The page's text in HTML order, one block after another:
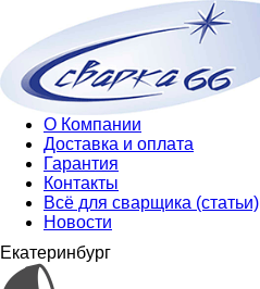
О Компании
Доставка и оплата
Гарантия
Контакты
Всё для сварщика (статьи)
Новости
Екатеринбург